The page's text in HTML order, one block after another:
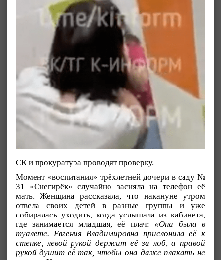
СК и прокуратура проводят проверку.
Момент «воспитания» трёхлетней дочери в саду №
31 «Снегирёк» случайно засняла на телефон её
мать. Женщина рассказала, что накануне утром
отвела своих детей в разные группы и уже
собиралась уходить, когда услышала из кабинета,
где занимается младшая, её плач: «Она была в
туалете. Евгения Владимировна прислонила её к
стенке, левой рукой держит её за лоб, а правой
рукой душит её так, чтобы она даже плакать не